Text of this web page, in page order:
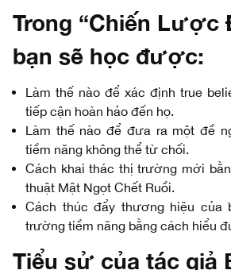
Trong “Chiến Lược
bạn sẽ học được:
Làm thế nào để xác định true
tiếp cận hoàn hảo đến họ.
Làm thế nào để đưa ra một đề
tiềm năng không thể từ chối.
Cách khai thác thị trường mới
thuật Mật Ngọt Chết Ruồi.
Cách thúc đẩy thương hiệu của
trường tiềm năng bằng cách hiểu
Tiểu sử của tác giả